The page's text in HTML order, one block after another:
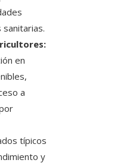
sanitarias.
en
a
típicos
y